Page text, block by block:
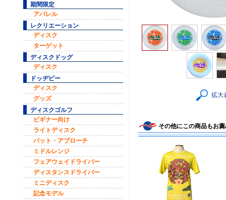
期間限定
アパレル
レクリエーション
ディスク
ターゲット
ディスクドッグ
ディスク
ドッヂビー
ディスク
グッズ
ディスクゴルフ
ビギナー向け
ライトディスク
パット・アプローチ
ミドルレンジ
フェアウェイドライバー
ディスタンスドライバー
ミニディスク
記念モデル
拡大
その他にこの商品もお